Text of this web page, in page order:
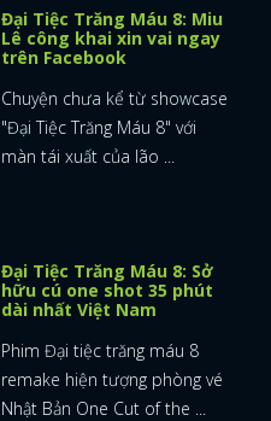
Đại Tiệc Trăng Máu 8: Miu
Lê công khai xin vai ngay
trên Facebook
Chuyện chưa kể từ showcase
"Đại Tiệc Trăng Máu 8" với
màn tái xuất của lão ...
Đại Tiệc Trăng Máu 8: Sở
hữu cú one shot 35 phút
dài nhất Việt Nam
Phim Đại tiệc trăng máu 8
remake hiện tượng phòng vé
Nhật Bản One Cut of the ...